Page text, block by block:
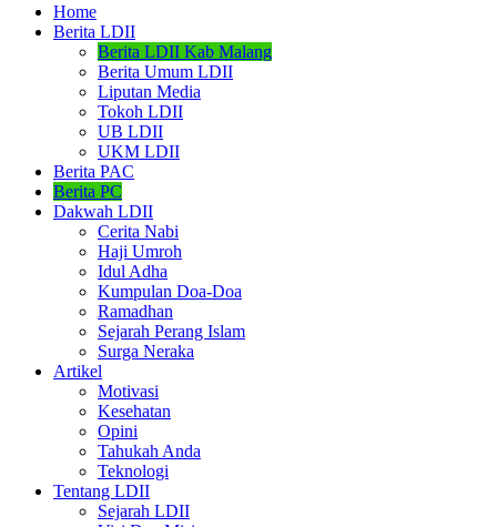
Home
Berita LDII
Berita LDII Kab Malang
Berita Umum LDII
Liputan Media
Tokoh LDII
UB LDII
UKM LDII
Berita PAC
Berita PC
Dakwah LDII
Cerita Nabi
Haji Umroh
Idul Adha
Kumpulan Doa-Doa
Ramadhan
Sejarah Perang Islam
Surga Neraka
Artikel
Motivasi
Kesehatan
Opini
Tahukah Anda
Teknologi
Tentang LDII
Sejarah LDII